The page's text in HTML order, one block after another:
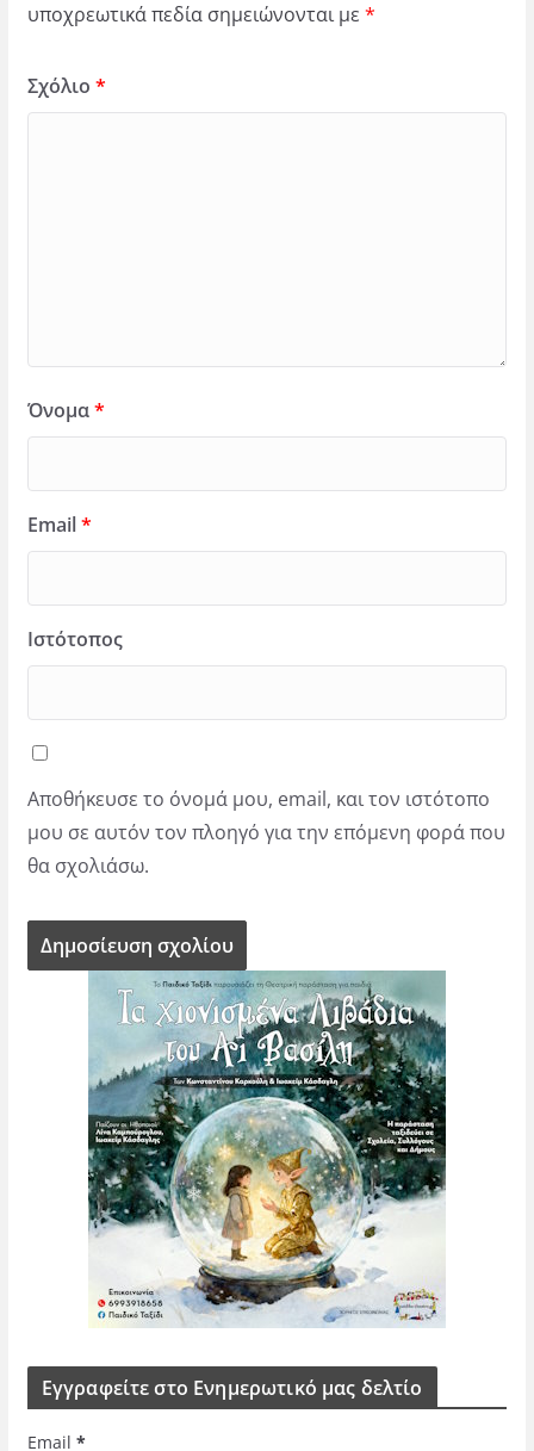
υποχρεωτικά πεδία σημειώνονται με *
Σχόλιο *
Όνομα*
Email*
Ιστότοπος
Αποθήκευσε το όνομά μου, email, και τον ιστότοπο
μου σε αυτόν τον πλοηγό για την επόμενη φορά που
θα σχολιάσω.
Εγγραφείτε στο Ενημερωτικό μας δελτίο
Email *